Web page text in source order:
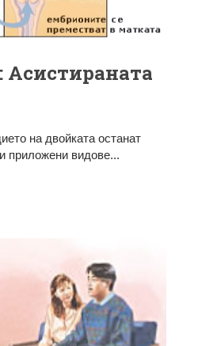
Асистираната
на двойката останат
приложени видове...